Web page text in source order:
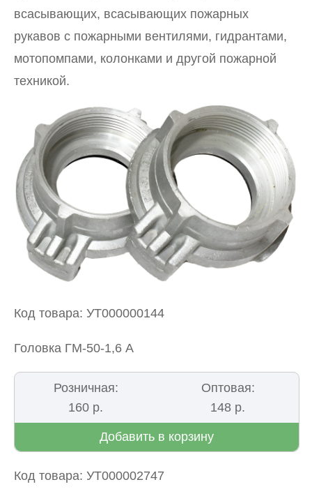
всасывающих, всасывающих пожарных
рукавов с пожарными вентилями, гидрантами,
мотопомпами, колонками и другой пожарной
техникой.
Код товара: УТ000000144
Головка ГМ-50-1,6 А
Розничная:
160 р.
Оптовая:
148 р.
Добавить в корзину
Код товара: УТ000002747